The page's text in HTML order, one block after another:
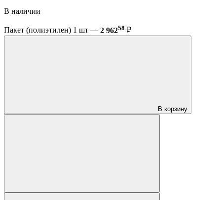
В наличии
Пакет (полиэтилен) 1 шт — 2 96258 ₽
В корзину